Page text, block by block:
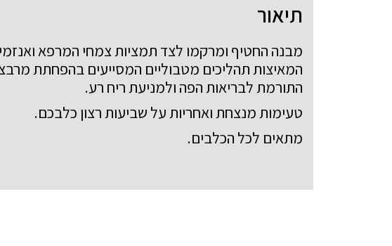
תיאור
המאיצות תהליכים מטבוליים המסייעים בהפחתת
התורמת לבריאות הפה ולמניעת ריח רע.
טעימות מנצחת ואחריות על שביעות רצון כלבכם.
מתאים לכל הכלבים.